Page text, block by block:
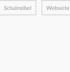
Schulmöbel Webseite